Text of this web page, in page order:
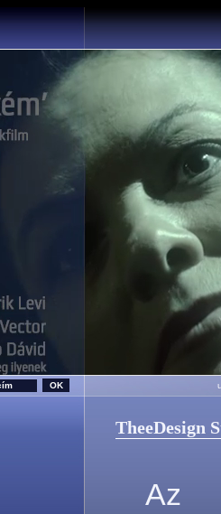
TheeDesign
Az